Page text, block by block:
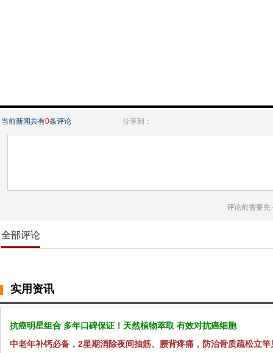
当前新闻共有0条评论 分享到：
评论前需要先
全部评论
实用资讯
抗癌明星组合 多年口碑保证！天然植物萃取 有效对抗癌细胞
中老年补钙必备，2星期消除夜间抽筋、腰背疼痛，防治骨质疏松立竿